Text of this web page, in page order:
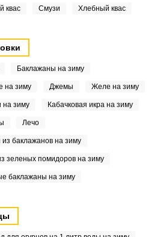
квас Смузи Хлебный квас
Баклажаны на зиму
на зиму Джемы Желе на зиму
на зиму Кабачковая икра на зиму
Лечо
баклажанов на зиму
зеленых помидоров на зиму
баклажаны на зиму